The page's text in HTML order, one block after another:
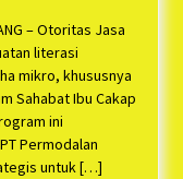
– Otoritas Jasa
literasi
mikro, khususnya
Sahabat Ibu Cakap
ini
Permodalan
untuk […]